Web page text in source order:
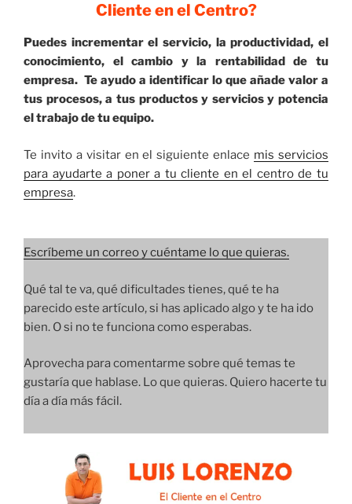
Cliente en el Centro?
Puedes incrementar el servicio, la productividad, el
conocimiento, el cambio y la rentabilidad de tu
empresa. Te ayudo a identificar lo que añade valor a
tus procesos, a tus productos y servicios y potencia
el trabajo de tu equipo.
Te invito a visitar en el siguiente enlace mis servicios
para ayudarte a poner a tu cliente en el centro de tu
empresa.
Escríbeme un correo y cuéntame lo que quieras.
Qué tal te va, qué dificultades tienes, qué te ha
parecido este artículo, si has aplicado algo y te ha ido
bien. O si no te funciona como esperabas.
Aprovecha para comentarme sobre qué temas te
gustaría que hablase. Lo que quieras. Quiero hacerte tu
día a día más fácil.